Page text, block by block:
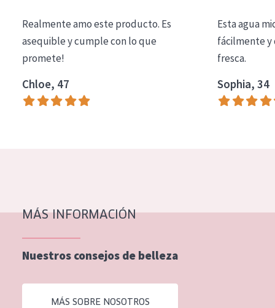
Essentials
Lift+
Expert
Piel madura
Piel menopáusica
EDAD
Realmente amo este producto. Es
asequible y cumple con lo que
promete!
Chloe, 47
Esta agua
fácilmente y
fresca.
Sophia, 34
MÁS INFORMACIÓN
Nuestros consejos de belleza
MÁS SOBRE NOSOTROS